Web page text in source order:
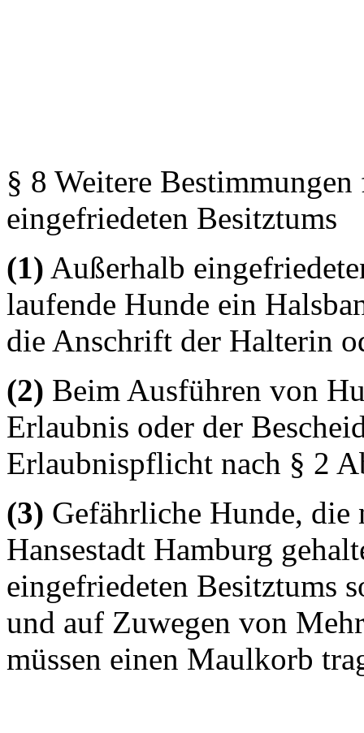
§ 8 Weitere
eingefriedeten Besitztums
(1) Außerhalb
laufende Hunde ein
die Anschrift der Halterin
(2) Beim Ausführen von
Erlaubnis oder der
Erlaubnispflicht nach § 2
(3) Gefährliche Hunde,
Hansestadt Hamburg
eingefriedeten Besitztums
und auf Zuwegen von
müssen einen Maulkorb